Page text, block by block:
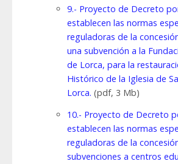
9.- Proyecto de Decreto
establecen las normas
reguladoras de la
una subvención a la
de Lorca, para la
Histórico de la Iglesia de
Lorca. (pdf, 3 Mb)
10.- Proyecto de Decreto
establecen las normas
reguladoras de la
subvenciones a centros